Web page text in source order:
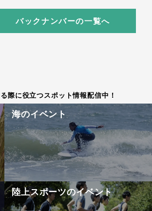
バックナンバーの一覧へ
際に役立つスポット情報配信中！
海のイベント
陸上スポーツのイベント